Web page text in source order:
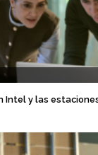
y las